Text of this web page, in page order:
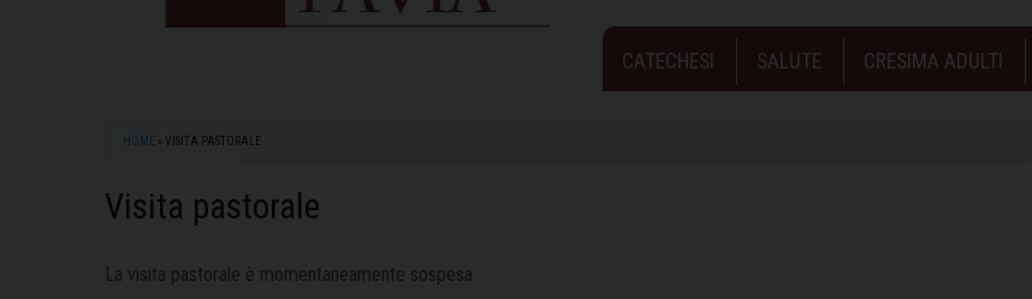
CATECHESI SALUTE CRESIMA ADULTI
HOME » VISITA PASTORALE
Visita pastorale
La visita pastorale è momentaneamente sospesa